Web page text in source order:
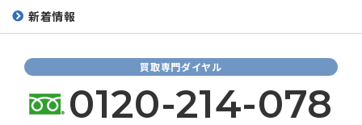
新着情報
買取専門ダイヤル
0120-214-078